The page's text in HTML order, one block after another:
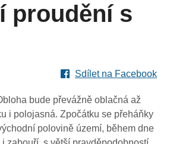
proudění s
Sdílet na Facebook
bude převážně oblačná až
i polojasná. Zpočátku se přeháňky
polovině území, během dne